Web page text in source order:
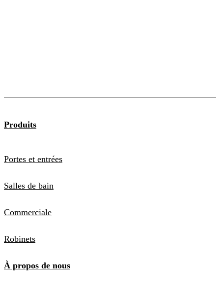
Produits
Portes et entrées
Salles de bain
Commerciale
Robinets
À propos de nous